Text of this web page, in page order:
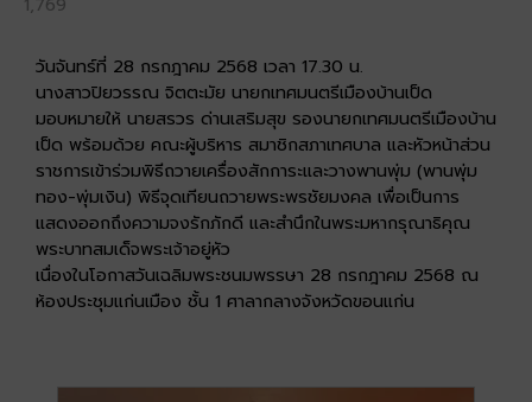
วันจันทร์ที่ 28 กรกฎาคม 2568 เวลา 17.30 น.
นางสาวปิยวรรณ จิตตะมัย นายกเทศมนตรีเมืองบ้านเป็ด
มอบหมายให้ นายสรวร ด่านเสริมสุข รองนายกเทศมนตรีเมืองบ้าน
เป็ด พร้อมด้วย คณะผู้บริหาร สมาชิกสภาเทศบาล และหัวหน้าส่วน
ราชการเข้าร่วมพิธีถวายเครื่องสักการะและวางพานพุ่ม (พานพุ่ม
ทอง-พุ่มเงิน) พิธีจุดเทียนถวายพระพรชัยมงคล เพื่อเป็นการ
แสดงออกถึงความจงรักภักดี และสำนึกในพระมหากรุณาธิคุณ
พระบาทสมเด็จพระเจ้าอยู่หัว
เนื่องในโอกาสวันเฉลิมพระชนมพรรษา 28 กรกฎาคม 2568 ณ
ห้องประชุมแก่นเมือง ชั้น 1 ศาลากลางจังหวัดขอนแก่น